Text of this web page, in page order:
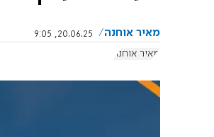
מאיר אוחנה
20.06.25, 9:05
מאיר אוחנה